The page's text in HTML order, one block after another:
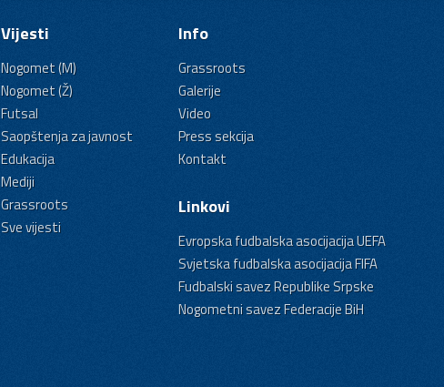
Vijesti
Nogomet (M)
Nogomet (Ž)
Futsal
Saopštenja za javnost
Edukacija
Mediji
Grassroots
Sve vijesti
Info
Grassroots
Galerije
Video
Press sekcija
Kontakt
Linkovi
Evropska fudbalska asocijacija UEFA
Svjetska fudbalska asocijacija FIFA
Fudbalski savez Republike Srpske
Nogometni savez Federacije BiH